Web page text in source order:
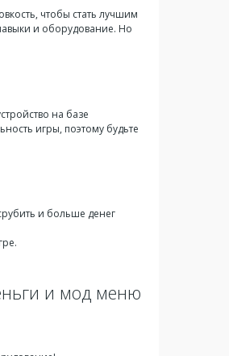
чтобы стать лучшим
и оборудование. Но
на базе
игры, поэтому будьте
и больше денег
и мод меню